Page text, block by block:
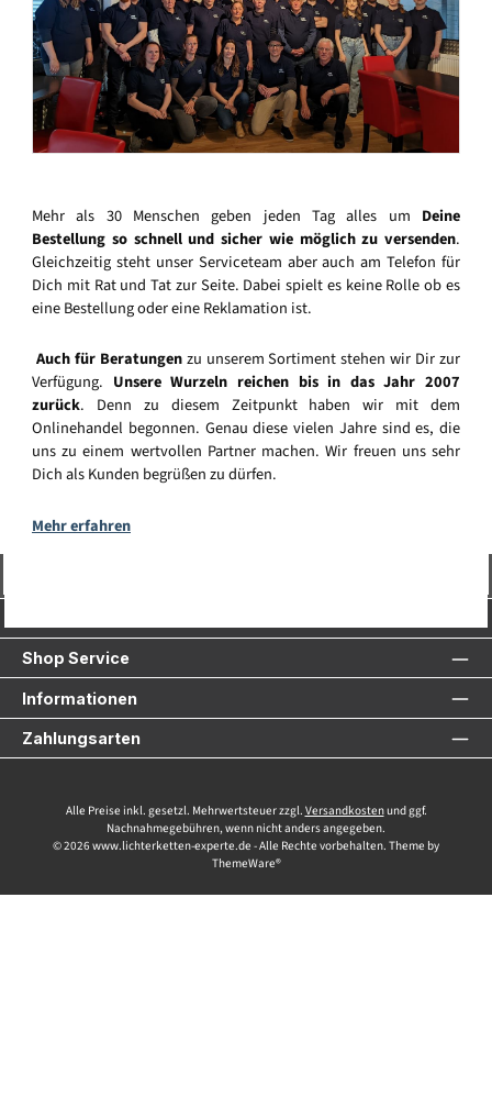
Mehr als 30 Menschen geben jeden Tag alles um Deine
Bestellung so schnell und sicher wie möglich zu versenden.
Gleichzeitig steht unser Serviceteam aber auch am Telefon für
Dich mit Rat und Tat zur Seite. Dabei spielt es keine Rolle ob es
eine Bestellung oder eine Reklamation ist.
Auch für Beratungenzu unserem Sortiment stehen wir Dir zur
Verfügung. Unsere Wurzeln reichen bis in das Jahr 2007
zurück. Denn zu diesem Zeitpunkt haben wir mit dem
Onlinehandel begonnen. Genau diese vielen Jahre sind es, die
uns zu einem wertvollen Partner machen. Wir freuen uns sehr
Dich als Kunden begrüßen zu dürfen.
Mehr erfahren
Shop Service
Informationen
Zahlungsarten
Alle Preise inkl. gesetzl. Mehrwertsteuer zzgl. Versandkostenund ggf.
Nachnahmegebühren, wenn nicht anders angegeben.
© 2026 www.lichterketten-experte.de - Alle Rechte vorbehalten. Theme by
ThemeWare®